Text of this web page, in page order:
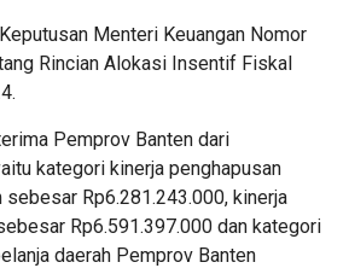
Menteri Keuangan Nomor
Rincian Alokasi Insentif Fiskal
Pemprov Banten dari
kategori kinerja penghapusan
Rp6.281.243.000, kinerja
Rp6.591.397.000 dan kategori
daerah Pemprov Banten